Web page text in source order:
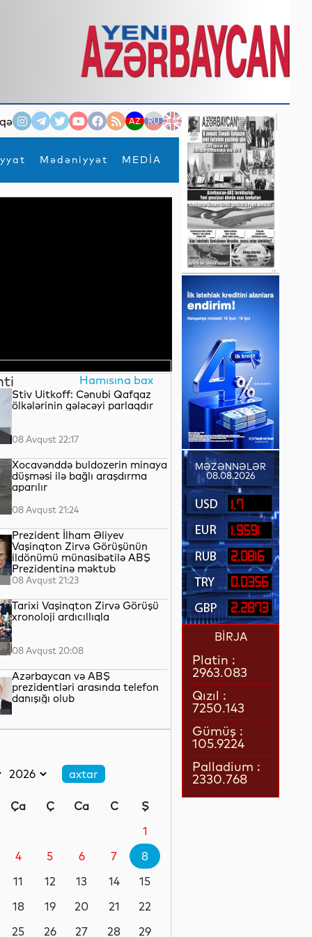
AZ RU EN
Mədəniyyət MEDİA
×
Hamısına bax
Stiv Uitkoff: Cənubi Qafqaz
ölkələrinin gələcəyi parlaqdır
08 Avqust 22:17
Xocavənddə buldozerin minaya
düşməsi ilə bağlı araşdırma
aparılır
08 Avqust 21:24
Prezident İlham Əliyev
Vaşinqton Zirvə Görüşünün
ildönümü münasibətilə ABŞ
Prezidentinə məktub
ünvanlayıb
08 Avqust 21:23
Tarixi Vaşinqton Zirvə Görüşü
xronoloji ardıcıllıqla
08 Avqust 20:08
Azərbaycan və ABŞ
prezidentləri arasında telefon
danışığı olub
40 dərəcəyədək yüksələcək
08 Avqust 16:39
Müharibənin və sülhün qalibi
08 Avqust 15:22
Ça Ç Ca C
Ş
1
4 5 6 7
8
11 12 13 14
15
18 19 20 21
22
25 26 27 28
29
MƏZƏNNƏLƏR
08.08.2026
1.7
1.9591
2.0816
0.0356
2.2873
BİRJA
Platin :
2963.083
Qızıl :
7250.143
Gümüş :
105.9224
Palladium :
2330.768